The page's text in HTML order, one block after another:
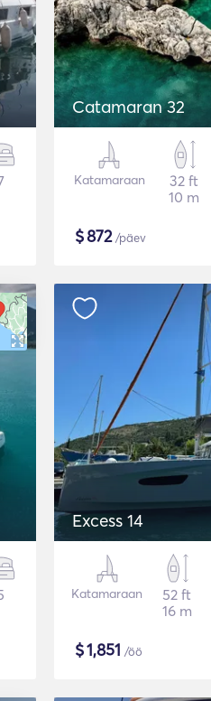
Catamaran 32
Katamaraan
32 ft
10 m
$872/päev
Excess 14
Katamaraan
52 ft
16 m
$1,851 /öö